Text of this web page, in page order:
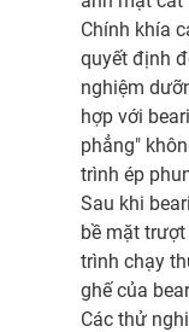
Chính khía
quyết định
nghiệm
hợp với
phẳng"
trình ép
Sau khi
bề mặt
trình chạy
ghế của
Các thử